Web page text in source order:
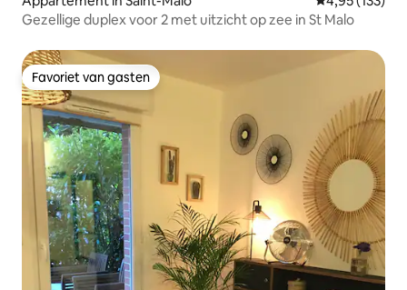
Gezellige duplex voor 2 met uitzicht op zee in St Malo
Favoriet van gasten
Favoriet van gasten